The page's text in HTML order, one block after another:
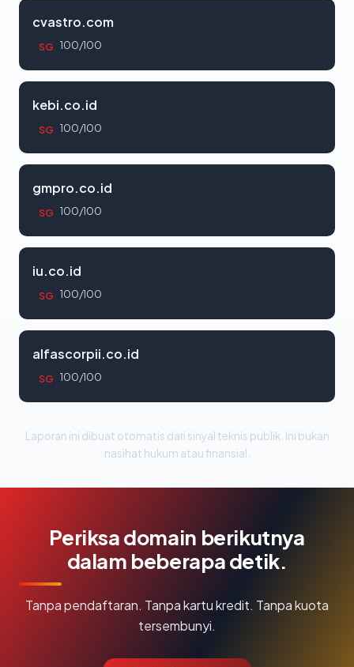
cvastro.com
SG 100/100
kebi.co.id
SG 100/100
gmpro.co.id
SG 100/100
iu.co.id
SG 100/100
alfascorpii.co.id
SG 100/100
Laporan ini dibuat otomatis dari sinyal teknis publik. Ini bukan
nasihat hukum atau finansial.
Periksa domain berikutnya
dalam beberapa detik.
Tanpa pendaftaran. Tanpa kartu kredit. Tanpa kuota
tersembunyi.